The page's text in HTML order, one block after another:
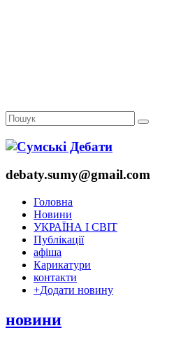
debaty.sumy@gmail.com
Головна
Новини
УКРАЇНА І СВІТ
Публікації
афіша
Карикатури
контакти
+Додати новину
новини